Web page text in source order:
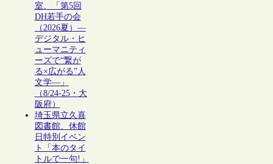
室、「第5回
DH若手の会
（2026夏）―
デジタル・ヒ
ューマニティ
ーズで“繋が
る×広がる”人
文学―」
（8/24-25・大
阪府）
埼玉県立久喜
図書館、休館
日特別イベン
ト「本のタイ
トルで一句!」